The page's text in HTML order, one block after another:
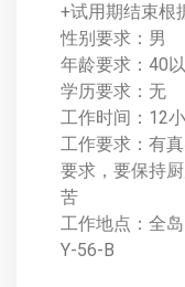
+试用期结束根
性别要求：男
年龄要求：40
学历要求：无
工作时间：12
工作要求：有
要求，要保持
苦
工作地点：全岛
Y-56-B